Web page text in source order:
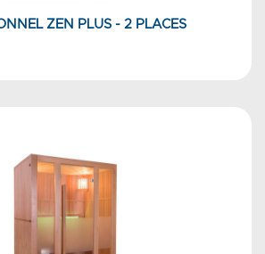
ZEN PLUS - 2 PLACES